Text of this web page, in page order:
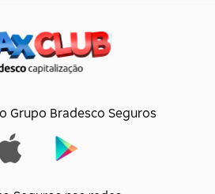
Grupo Bradesco Seguros